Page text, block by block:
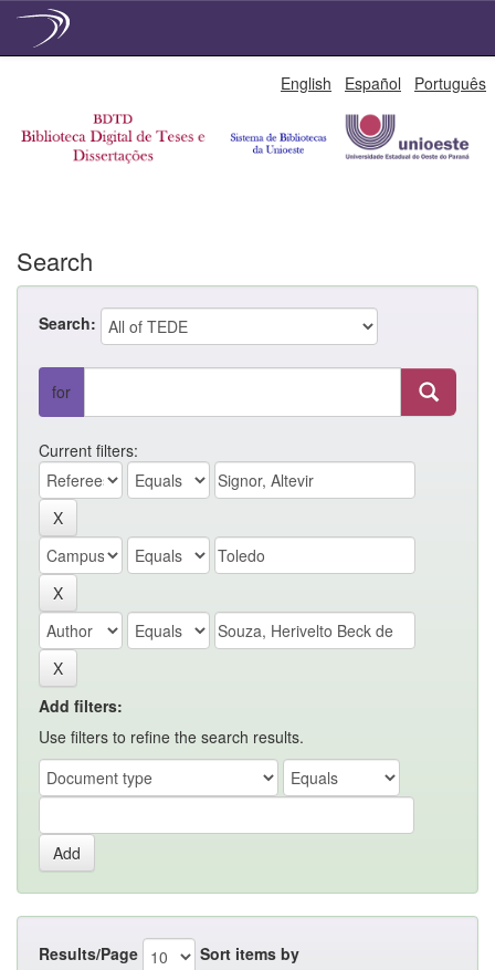
English Español Português
Search
Search:
for
Current filters:
Add filters:
Use filters to refine the search results.
Results/Page Sort items by